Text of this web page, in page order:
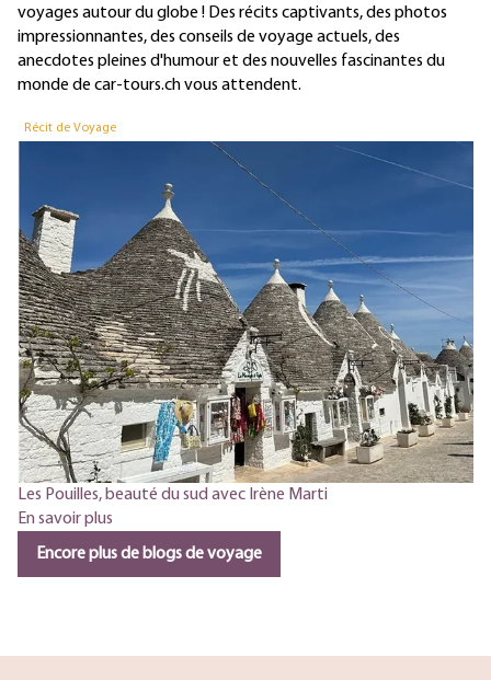
voyages autour du globe ! Des récits captivants, des photos
impressionnantes, des conseils de voyage actuels, des
anecdotes pleines d'humour et des nouvelles fascinantes du
monde de car-tours.ch vous attendent.
Récit de Voyage
Les Pouilles, beauté du sud avec Irène Marti
En savoir plus
Encore plus de blogs de voyage